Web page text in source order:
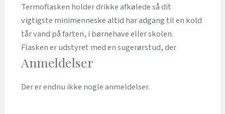
Termoflasken holder drikke afkølede så dit
vigtigste minimenneske altid har adgang til en kold
tår vand på farten, i børnehave eller skolen.
Flasken er udstyret med en sugerørstud, der
Anmeldelser
Der er endnu ikke nogle anmeldelser.